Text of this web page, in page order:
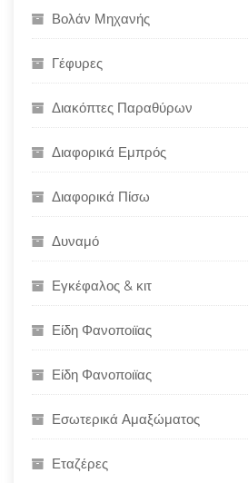
Βολάν Μηχανής
Γέφυρες
Διακόπτες Παραθύρων
Διαφορικά Εμπρός
Διαφορικά Πίσω
Δυναμό
Εγκέφαλος & κιτ
Είδη Φανοποιϊας
Είδη Φανοποιϊας
Εσωτερικά Αμαξώματος
Εταζέρες